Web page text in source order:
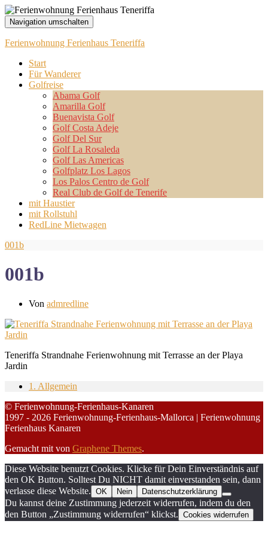
Navigation umschalten
Ferienwohnung Ferienhaus Teneriffa
Start
Für Wanderer
Golfreise
Abama Golf
Amarilla Golf
Buenavista Golf
Golf Costa Adeje
Golf Del Sur
Golf La Rosaleda
Golf Las Americas
Golfplatz Los Lagos
Los Palos Centro de Golf
Real Club de Golf de Tenerife
mit Haustier
mit Rollstuhl
RedLine Mietwagen
001b
001b
Von admredline
Teneriffa Strandnahe Ferienwohnung mit Terrasse an der Playa
Jardin
1. Allgemein
© Ferienwohnung-Ferienhaus-Kanaren
1997 - 2026 Ferienwohnung-Ferienhaus-Mallorca | Ferienwohnung
Ferienhaus Kanaren
Gemacht mit von Graphene Themes.
Diese Website benutzt Cookies. Klicke für Dein Einverständnis auf
den OK Button. Solltest Du NICHT damit einverstanden sein, dann
verlasse diese Website. OK Nein Datenschutzerklärung
Du kannst deine Zustimmung jederzeit widerrufen, indem du den
den Button „Zustimmung widerrufen“ klickst. Cookies widerrufen